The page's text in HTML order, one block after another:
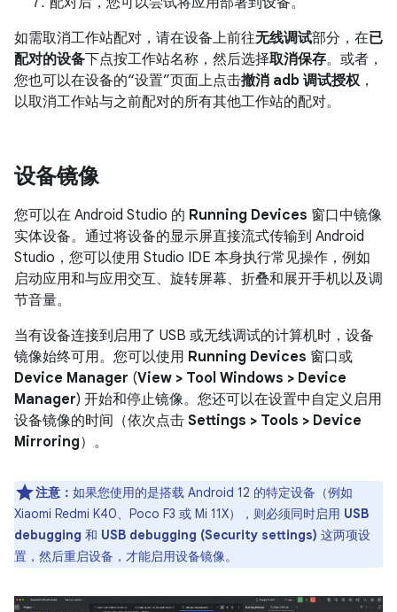
如需取消工作站配对，请在设备上前往无线调试部分，在已
配对的设备下点按工作站名称，然后选择取消保存。或者，
您也可以在设备的“设置”页面上点击撤消 adb 调试授权，
以取消工作站与之前配对的所有其他工作站的配对。
设备镜像
您可以在 Android Studio 的 Running Devices 窗口中镜像
实体设备。通过将设备的显示屏直接流式传输到 Android
Studio，您可以使用 Studio IDE 本身执行常见操作，例如
启动应用和与应用交互、旋转屏幕、折叠和展开手机以及调
节音量。
当有设备连接到启用了 USB 或无线调试的计算机时，设备
镜像始终可用。您可以使用 Running Devices 窗口或
Device Manager (View > Tool Windows > Device
Manager) 开始和停止镜像。您还可以在设置中自定义启用
设备镜像的时间（依次点击 Settings > Tools > Device
Mirroring）。
注意： 如果您使用的是搭载 Android 12 的特定设备（例如
Xiaomi Redmi K40、Poco F3 或 Mi 11X），则必须同时启用 USB
debugging 和 USB debugging (Security settings) 这两项设
置，然后重启设备，才能启用设备镜像。